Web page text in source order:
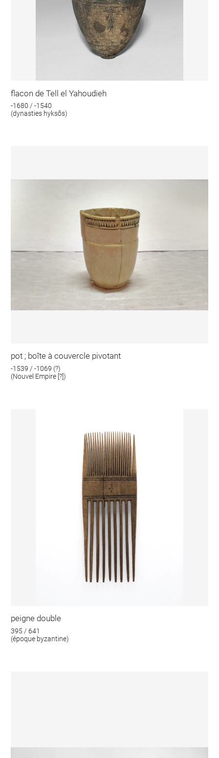
flacon de Tell el Yahoudieh
-1680 / -1540
(dynasties hyksôs)
pot ; boîte à couvercle pivotant
-1539 / -1069 (?)
(Nouvel Empire [?])
peigne double
395 / 641
(époque byzantine)